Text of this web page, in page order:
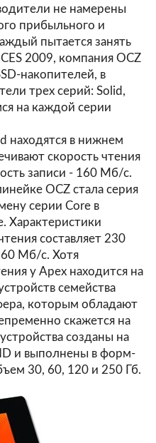
не намерены
прибыльного и
пытается занять
2009, компания OCZ
накопителей, в
трех серий: Solid,
на каждой серии
находятся в нижнем
скорость чтения
записи - 160 Мб/с.
OCZ стала серия
серии Core в
Характеристики
составляет 230
Мб/с. Хотя
у Apex находится на
семейства
которым обладают
скажется на
созданы на
и выполнены в форм-
30, 60, 120 и 250 Гб.